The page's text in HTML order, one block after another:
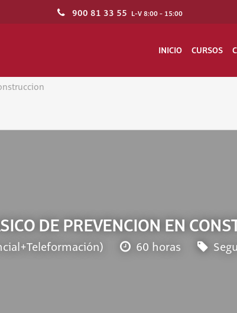
900 81 33 55 L-V 8:00 - 15:00
INICIO CURSOS
DE PREVENCION EN
60 horas